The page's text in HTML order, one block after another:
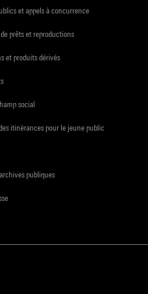
et appels à concurrence
prêts et reproductions
et produits dérivés
social
itinérances pour le jeune public
publiques